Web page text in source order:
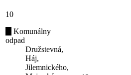
10
Komunálny
odpad
Družstevná,
Háj,
Jilemnického,